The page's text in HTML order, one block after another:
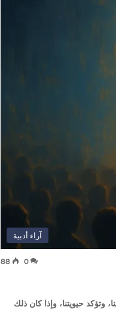
آراء أدبية
0
88
حيويتنا، وإذا كان ذلك